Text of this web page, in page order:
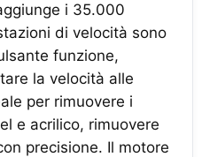
i 35.000
di velocità sono
funzione,
la velocità alle
per rimuovere i
e acrilico, rimuovere
precisione. Il motore